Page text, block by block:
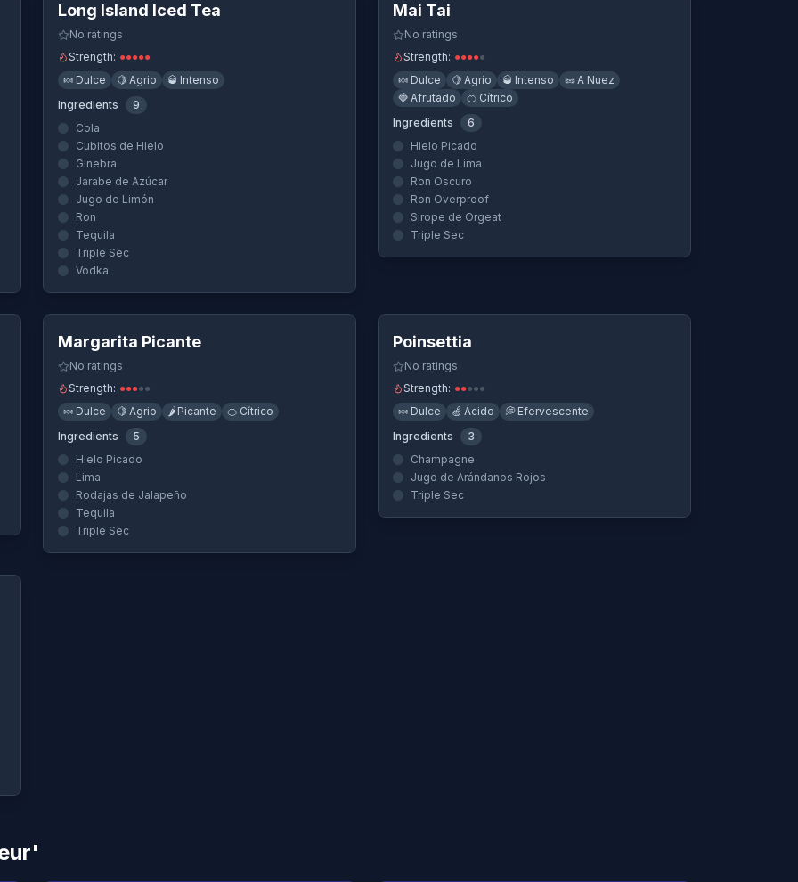
Long Island Iced Tea
No ratings
Strength: ●●●●●
🍬 Dulce 🍋 Agrio 🥃 Intenso
Ingredients
9
Cola
Cubitos de Hielo
Ginebra
Jarabe de Azúcar
Jugo de Limón
Ron
Tequila
Triple Sec
Vodka
Mai Tai
No ratings
Strength: ●●●●●
🍬 Dulce 🍋 Agrio 🥃 Intenso 🥜A Nuez
🍓 Afrutado 🍊 Cítrico
Ingredients
6
Hielo Picado
Jugo de Lima
Ron Oscuro
Ron Overproof
Sirope de Orgeat
Triple Sec
Quick View
Margarita Picante
No ratings
Strength: ●●●●●
🍬 Dulce 🍋 Agrio 🌶️ Picante 🍊 Cítrico
Ingredients
5
Hielo Picado
Lima
Rodajas de Jalapeño
Tequila
Triple Sec
Poinsettia
No ratings
Strength: ●●●●●
🍬 Dulce 🍏 Ácido 💭 Efervescente
Ingredients
3
Champagne
Jugo de Arándanos Rojos
Triple Sec